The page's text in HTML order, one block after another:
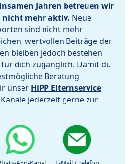
Jahren betreuen wir
nicht mehr aktiv. Neue
sind nicht mehr
wertvollen Beiträge der
bleiben jedoch bestehen
dich zugänglich. Damit du
Beratung
unser HiPP Elternservice
jederzeit gerne zur